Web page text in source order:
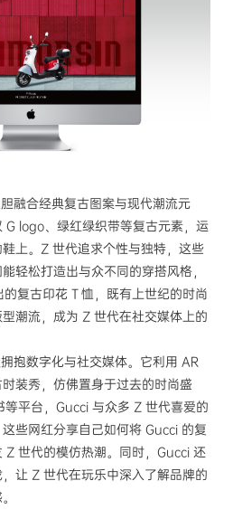
融合经典复古图案与现代潮流元
G logo、绿红绿织带等复古元素，运
上。Z 世代追求个性与独特，这些
轻松打造出与众不同的穿搭风格，
复古印花 T 恤，既有上世纪的时尚
潮流，成为 Z 世代在社交媒体上的
抱数字化与社交媒体。它利用 AR
装秀，仿佛置身于过去的时尚盛
平台，Gucci 与众多 Z 世代喜爱的
些网红分享自己如何将 Gucci 的复
Z 世代的模仿热潮。同时，Gucci 还
让 Z 世代在玩乐中深入了解品牌的